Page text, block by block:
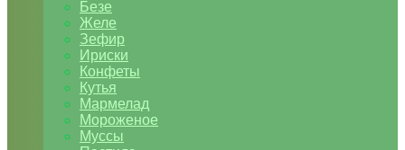
Безе
Желе
Зефир
Ириски
Конфеты
Кутья
Мармелад
Мороженое
Муссы